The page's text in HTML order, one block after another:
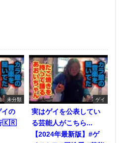
未分類
イの
🇰🇷
ゲイ
実はゲイを公表してい
る芸能人がこちら...
【2024年最新版】#ゲ